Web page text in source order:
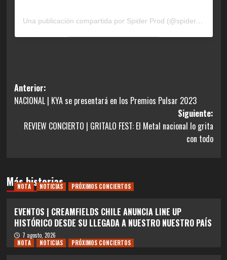
Una publicación compartida por Spider Prod (@spider_prod)
Navegación
de
entradas
Anterior:
NACIONAL | KYA se presentará en los Premios Pulsar 2023
Siguiente:
REVIEW CONCIERTO | GRITALO FEST: El Metal nacional lo grita
con todo
Más historias
NOTA NOTICIAS PRÓXIMOS CONCIERTOS
EVENTOS | CREAMFIELDS CHILE ANUNCIA LINE UP
HISTÓRICO DESDE SU LLEGADA A NUESTRO NUESTRO PAÍS
7 agosto, 2026
NOTA
NOTICIAS PRÓXIMOS CONCIERTOS